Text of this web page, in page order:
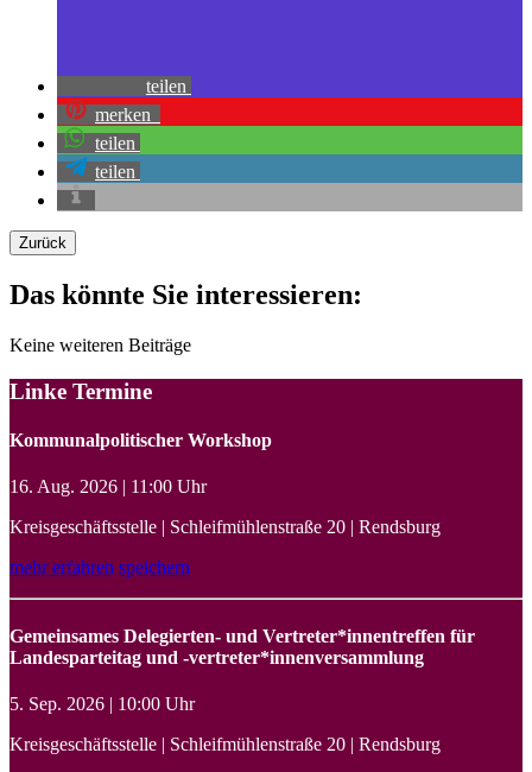
teilen
merken
teilen
teilen
Zurück
Das könnte Sie interessieren:
Keine weiteren Beiträge
Linke Termine
Kommunalpolitischer Workshop
16. Aug. 2026 | 11:00 Uhr
Kreisgeschäftsstelle | Schleifmühlenstraße 20 | Rendsburg
mehr erfahren speichern
Gemeinsames Delegierten- und Vertreter*innentreffen für
Landesparteitag und -vertreter*innenversammlung
5. Sep. 2026 | 10:00 Uhr
Kreisgeschäftsstelle | Schleifmühlenstraße 20 | Rendsburg